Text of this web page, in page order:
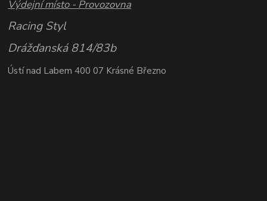
Výdejní místo - Provozovna
Racing Styl
Drážďanská 814/83b
Ústí nad Labem 400 07 Krásné Březno